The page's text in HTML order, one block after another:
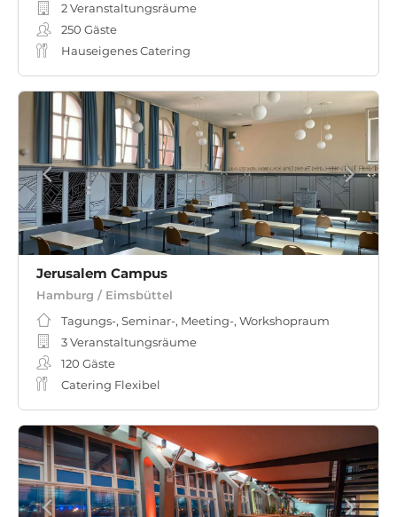
2 Veranstaltungsräume
250 Gäste
Hauseigenes Catering
Jerusalem Campus
Hamburg / Eimsbüttel
Tagungs-, Seminar-, Meeting-, Workshopraum
3 Veranstaltungsräume
120 Gäste
Catering Flexibel